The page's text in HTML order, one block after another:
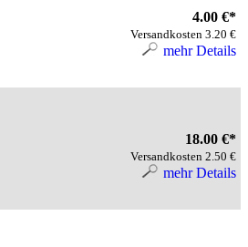
4.00 €*
Versandkosten 3.20 €
mehr Details
18.00 €*
Versandkosten 2.50 €
mehr Details